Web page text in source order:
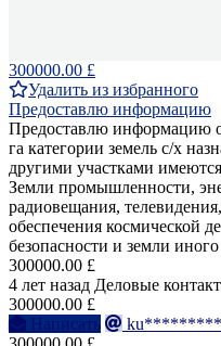
300000.00 £
Удалить из избранного
Предоставлю информацию
Предоставлю информацию о
га категории земель с/х
другими участками
Земли промышленности,
радиовещания,
обеспечения космической
безопасности и земли
300000.00 £
4 лет назад Деловые
300000.00 £
Написать